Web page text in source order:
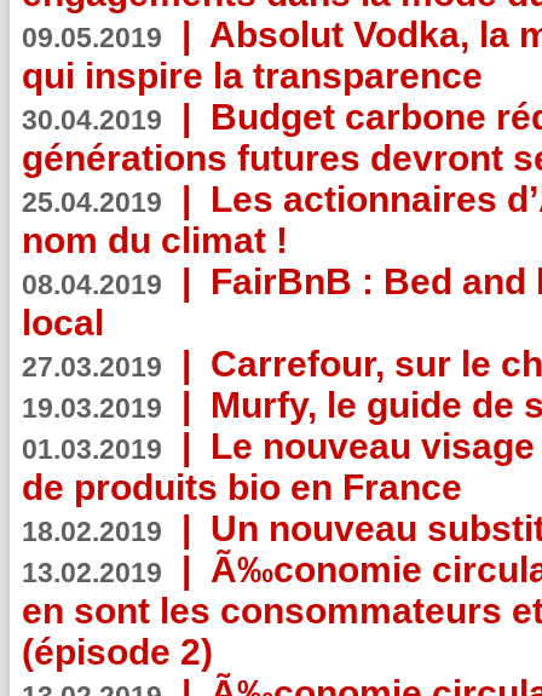
09.05.2019 | Absolut Vodka, la
qui inspire la transparence
30.04.2019 | Budget carbone
générations futures devront
25.04.2019 | Les actionnaires
nom du climat !
08.04.2019 | FairBnB : Bed
local
27.03.2019 | Carrefour, sur le
19.03.2019 | Murfy, le guide de
01.03.2019 | Le nouveau
de produits bio en France
18.02.2019 | Un nouveau
13.02.2019 | Ã‰conomie
en sont les consommateurs
(épisode 2)